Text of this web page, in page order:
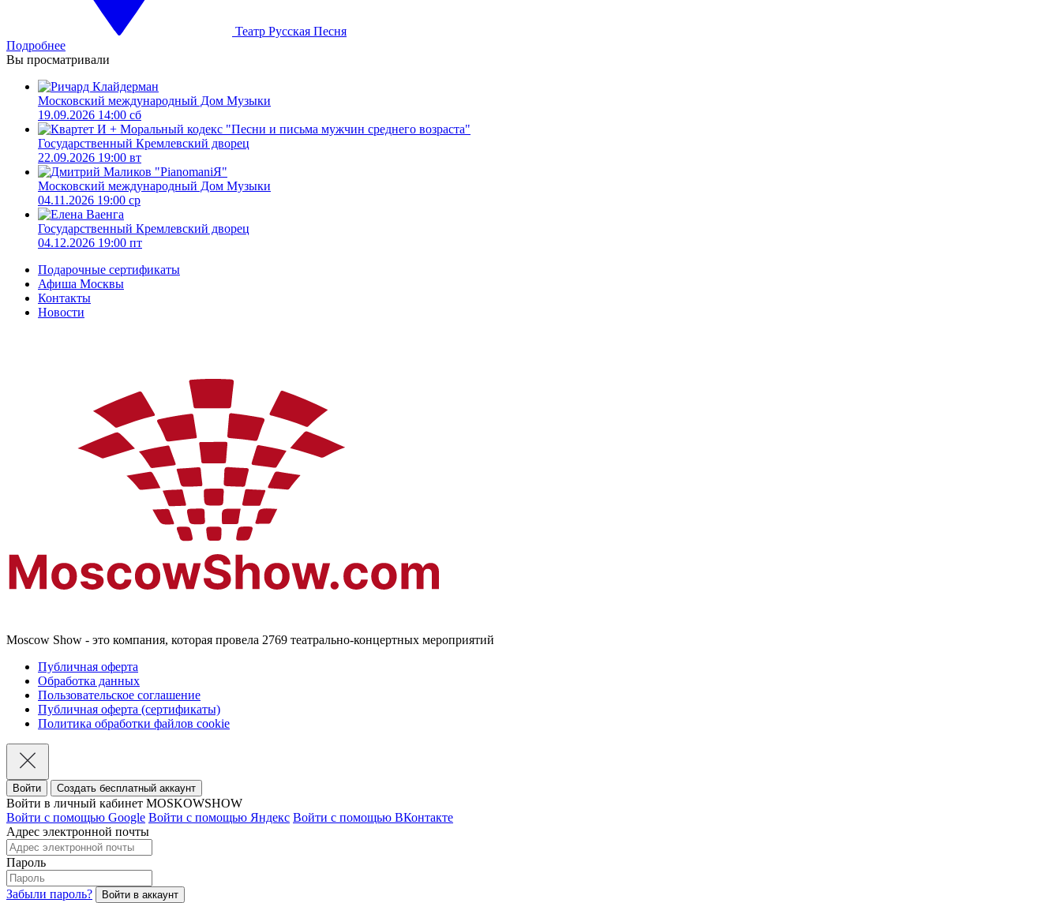
Театр Русская Песня
Подробнее
Вы просматривали
Московский международный Дом Музыки
19.09.2026 14:00 сб
Государственный Кремлевский дворец
22.09.2026 19:00 вт
Московский международный Дом Музыки
04.11.2026 19:00 ср
Государственный Кремлевский дворец
04.12.2026 19:00 пт
Подарочные сертификаты
Афиша Москвы
Контакты
Новости
Moscow Show - это компания, которая провела 2769 театрально-концертных мероприятий
Публичная оферта
Обработка данных
Пользовательское соглашение
Публичная оферта (сертификаты)
Политика обработки файлов cookie
Войти Создать бесплатный аккаунт
Войти в личный кабинет MOSKOWSHOW
Войти с помощью Google Войти с помощью Яндекс Войти с помощью ВКонтакте
Адрес электронной почты
Пароль
Забыли пароль?